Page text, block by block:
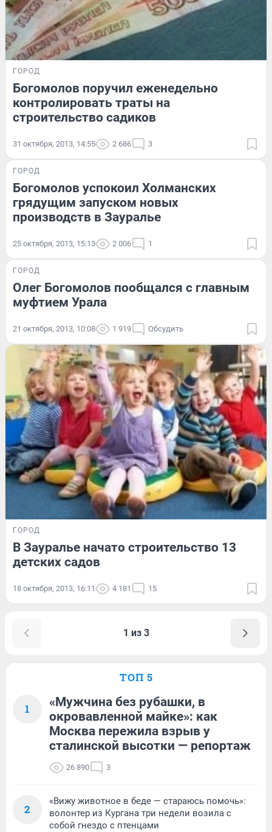
ГОРОД
Богомолов поручил еженедельно
контролировать траты на
строительство садиков
31 октября, 2013, 14:55 2 686 3
ГОРОД
Богомолов успокоил Холманских
грядущим запуском новых
производств в Зауралье
25 октября, 2013, 15:13 2 006 1
ГОРОД
Олег Богомолов пообщался с главным
муфтием Урала
21 октября, 2013, 10:08 1 919 Обсудить
ГОРОД
В Зауралье начато строительство 13
детских садов
18 октября, 2013, 16:11 4 181 15
1 из 3
ТОП 5
1
«Мужчина без рубашки, в
окровавленной майке»: как
Москва пережила взрыв у
сталинской высотки — репортаж
26 890 3
2
«Вижу животное в беде — стараюсь помочь»:
волонтер из Кургана три недели возила с
собой гнездо с птенцами